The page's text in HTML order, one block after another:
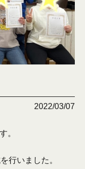
2022/03/07
。
行いました。